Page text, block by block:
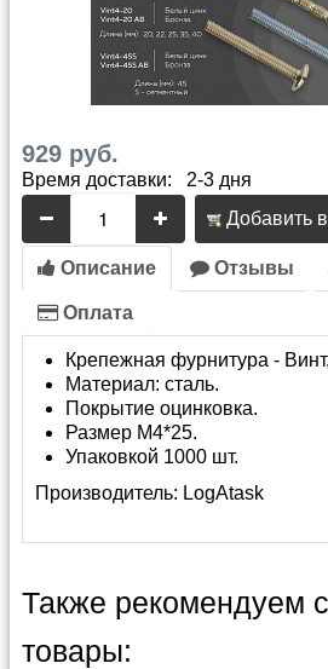
929 руб.
Время доставки: 2-3 дня
Добавить
Описание Отзывы
Оплата
Крепежная фурнитура -
Материал: сталь.
Покрытие оцинковка.
Размер М4*25.
Упаковкой 1000 шт.
Производитель: LogAtask
Также рекомендуем
товары: